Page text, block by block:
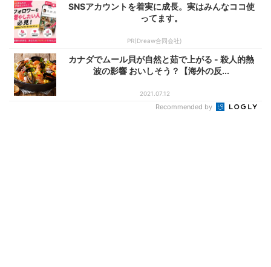
SNSアカウントを着実に成長。実はみんなココ使
ってます。
PR(Dreaw合同会社)
カナダでムール貝が自然と茹で上がる - 殺人的熱
波の影響 おいしそう？【海外の反...
2021.07.12
Recommended by